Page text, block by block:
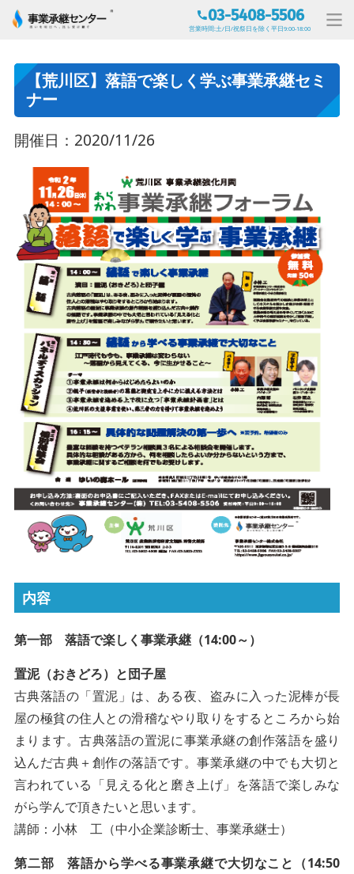
03-5408-5506
営業時間:土/日/祝祭日を除く平日9:00-18:00
【荒川区】落語で楽しく学ぶ事業承継セミ
ナー
開催日：2020/11/26
内容
第一部 落語で楽しく事業承継（14:00～）
置泥（おきどろ）と団子屋
古典落語の「置泥」は、ある夜、盗みに入った泥棒が長
屋の極貧の住人との滑稽なやり取りをするところから始
まります。古典落語の置泥に事業承継の創作落語を盛り
込んだ古典＋創作の落語です。事業承継の中でも大切と
言われている「見える化と磨き上げ」を落語で楽しみな
がら学んで頂きたいと思います。
講師：小林 工（中小企業診断士、事業承継士）
第二部 落語から学べる事業承継で大切なこと（14:50